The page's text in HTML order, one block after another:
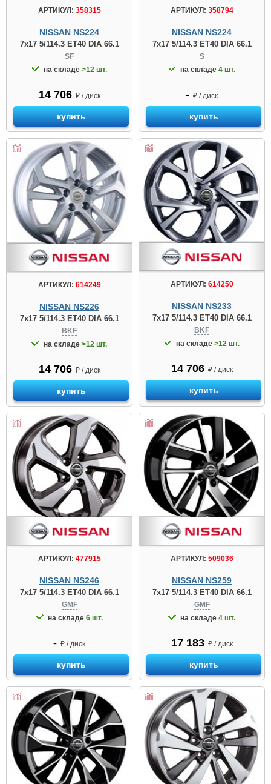
АРТИКУЛ: 358315
NISSAN NS224
7x17 5/114.3 ET40 DIA 66.1
SF
на складе >12 шт.
14 706 ₽ / диск
купить
АРТИКУЛ: 358794
NISSAN NS224
7x17 5/114.3 ET40 DIA 66.1
S
на складе 4 шт.
- ₽ / диск
купить
АРТИКУЛ: 614249
NISSAN NS226
7x17 5/114.3 ET40 DIA 66.1
BKF
на складе >12 шт.
14 706 ₽ / диск
купить
АРТИКУЛ: 614250
NISSAN NS233
7x17 5/114.3 ET40 DIA 66.1
BKF
на складе >12 шт.
14 706 ₽ / диск
купить
АРТИКУЛ: 477915
NISSAN NS246
7x17 5/114.3 ET40 DIA 66.1
GMF
на складе 6 шт.
- ₽ / диск
купить
АРТИКУЛ: 509036
NISSAN NS259
7x17 5/114.3 ET40 DIA 66.1
GMF
на складе 4 шт.
17 183 ₽ / диск
купить